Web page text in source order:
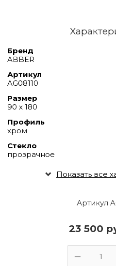
Артикул
23 500
Бренд
ABBER
Артикул
AG08110
Размер
90 х 180
Профиль
хром
Стекло
прозрачное
Показать все